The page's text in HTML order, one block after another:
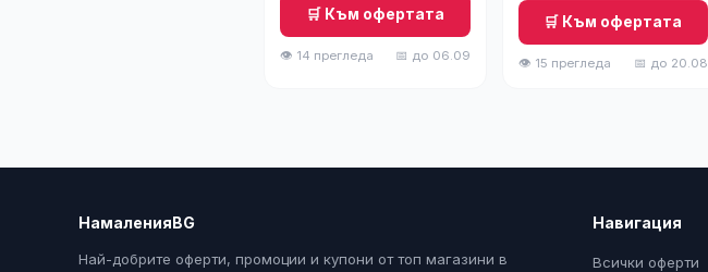
🛒 Към офертата
👁 14 прегледа 📅 до 06.09
🛒 Към офертата
👁 15 прегледа 📅 до 20.08
НамаленияBG
Най-добрите оферти, промоции и купони от топ магазини в
Навигация
Всички оферти